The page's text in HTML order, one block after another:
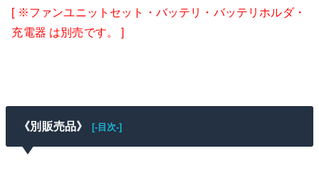
[ ※ファンユニットセット・バッテリ・バッテリホルダ・
充電器 は別売です。 ]
《別販売品》 [-目次-]